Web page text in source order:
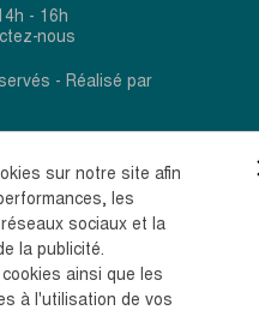
- 16h
nous
- Réalisé par
sur notre site afin
les
sociaux et la
la publicité.
ainsi que les
à l'utilisation de vos